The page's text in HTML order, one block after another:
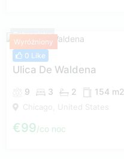
Schronisko
Wyróżniony
0 Like
Ulica De Waldena
9 3 2 154 m2
Chicago, United States
€99 co noc